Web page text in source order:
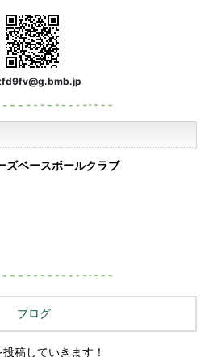
ズベースボールクラブ
ブログ
稿していきます！